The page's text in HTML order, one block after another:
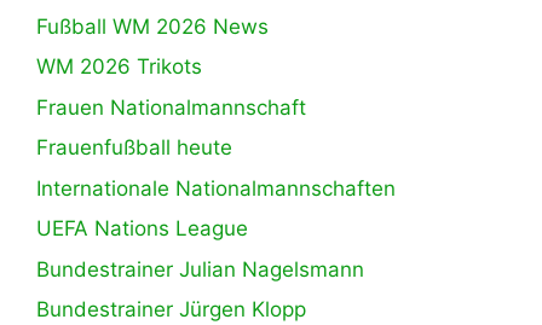
Fußball WM 2026 News
WM 2026 Trikots
Frauen Nationalmannschaft
Frauenfußball heute
Internationale Nationalmannschaften
UEFA Nations League
Bundestrainer Julian Nagelsmann
Bundestrainer Jürgen Klopp